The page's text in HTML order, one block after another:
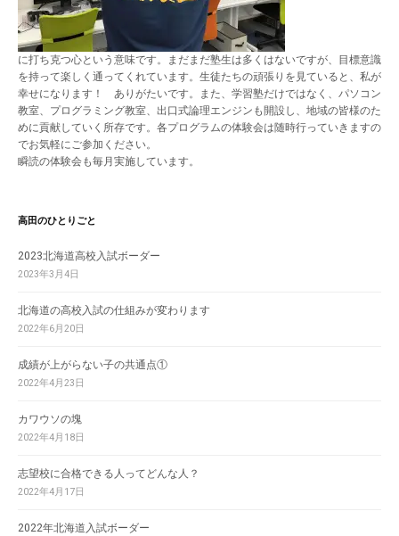
に打ち克つ心という意味です。まだまだ塾生は多くはないですが、目標意識
を持って楽しく通ってくれています。生徒たちの頑張りを見ていると、私が
幸せになります！ ありがたいです。また、学習塾だけではなく、パソコン
教室、プログラミング教室、出口式論理エンジンも開設し、地域の皆様のた
めに貢献していく所存です。各プログラムの体験会は随時行っていきますの
でお気軽にご参加ください。
瞬読の体験会も毎月実施しています。
高田のひとりごと
2023北海道高校入試ボーダー
2023年3月4日
北海道の高校入試の仕組みが変わります
2022年6月20日
成績が上がらない子の共通点①
2022年4月23日
カワウソの塊
2022年4月18日
志望校に合格できる人ってどんな人？
2022年4月17日
2022年北海道入試ボーダー